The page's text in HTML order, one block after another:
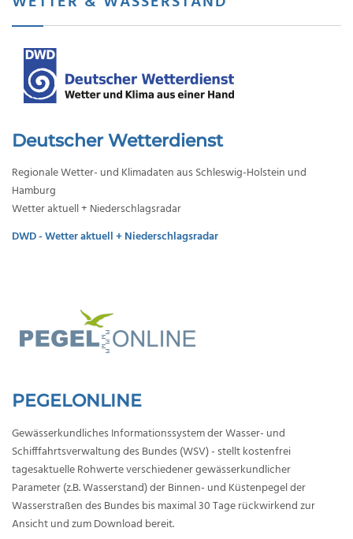
Deutscher Wetterdienst
Regionale Wetter- und Klimadaten aus Schleswig-Holstein und
Hamburg
Wetter aktuell + Niederschlagsradar
DWD - Wetter aktuell + Niederschlagsradar
PEGELONLINE
Gewässerkundliches Informationssystem der Wasser- und
Schifffahrtsverwaltung des Bundes (WSV) - stellt kostenfrei
tagesaktuelle Rohwerte verschiedener gewässerkundlicher
Parameter (z.B. Wasserstand) der Binnen- und Küstenpegel der
Wasserstraßen des Bundes bis maximal 30 Tage rückwirkend zur
Ansicht und zum Download bereit.